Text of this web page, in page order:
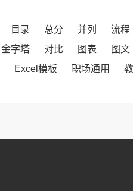
目录 总分 并列
流程
金字塔 对比 图表
图文
Excel模板 职场通用